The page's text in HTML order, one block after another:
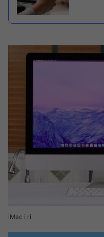
iMac i ri